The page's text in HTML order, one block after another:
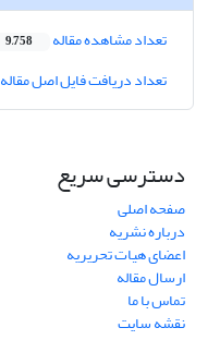
تعداد مشاهده مقاله 9,758
تعداد دریافت فایل اصل مقاله
دسترسی سریع
صفحه اصلی
درباره نشریه
اعضای هیات تحریریه
ارسال مقاله
تماس با ما
نقشه سایت